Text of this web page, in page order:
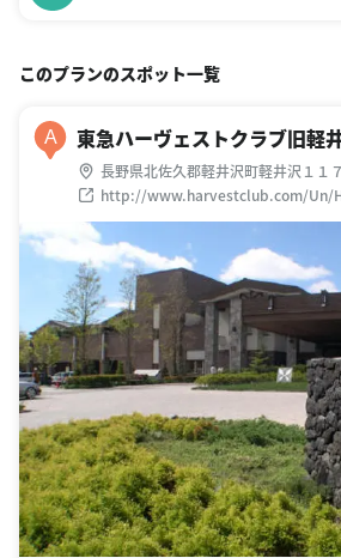
このプランのスポット一覧
A 東急ハーヴェストクラブ旧軽
長野県北佐久郡軽井沢町軽井沢１１
http://www.harvestclub.com/Un/